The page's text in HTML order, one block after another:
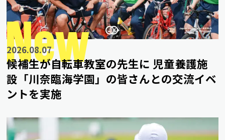
New
2026.08.07
候補生が自転車教室の先生に 児童養護施
設「川奈臨海学園」の皆さんとの交流イベ
ントを実施